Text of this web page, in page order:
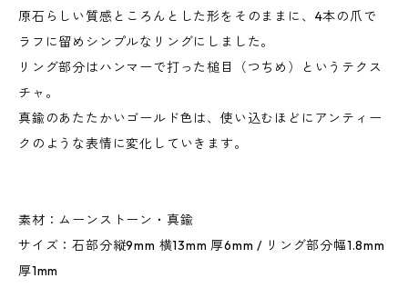
原石らしい質感ところんとした形をそのままに、4本の爪で
ラフに留めシンプルなリングにしました。
リング部分はハンマーで打った槌目（つちめ）というテクス
チャ。
真鍮のあたたかいゴールド色は、使い込むほどにアンティー
クのような表情に変化していきます。
素材：ムーンストーン・真鍮
サイズ：石部分縦9mm 横13mm 厚6mm / リング部分幅1.8mm
厚1mm